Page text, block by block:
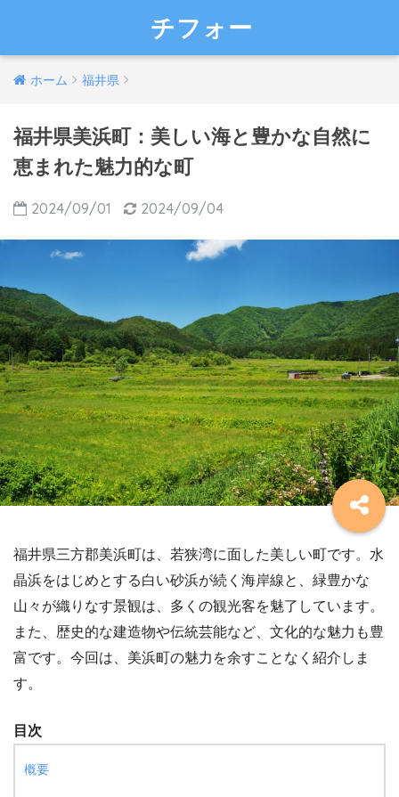
チフォー
ホーム 福井県
福井県美浜町：美しい海と豊かな自然に
恵まれた魅力的な町
2024/09/01 2024/09/04
福井県三方郡美浜町は、若狭湾に面した美しい町です。水
晶浜をはじめとする白い砂浜が続く海岸線と、緑豊かな
山々が織りなす景観は、多くの観光客を魅了しています。
また、歴史的な建造物や伝統芸能など、文化的な魅力も豊
富です。今回は、美浜町の魅力を余すことなく紹介しま
す。
目次
概要